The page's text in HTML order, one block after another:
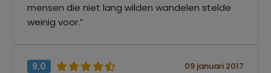
mensen die niet lang wilden wandelen stelde
weinig voor.”
9,0 09 januari 2017